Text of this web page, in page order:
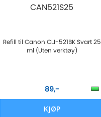
CAN521S25
Refill til Canon CLI-521BK Svart 25
ml (Uten verktøy)
89,-
KJØP